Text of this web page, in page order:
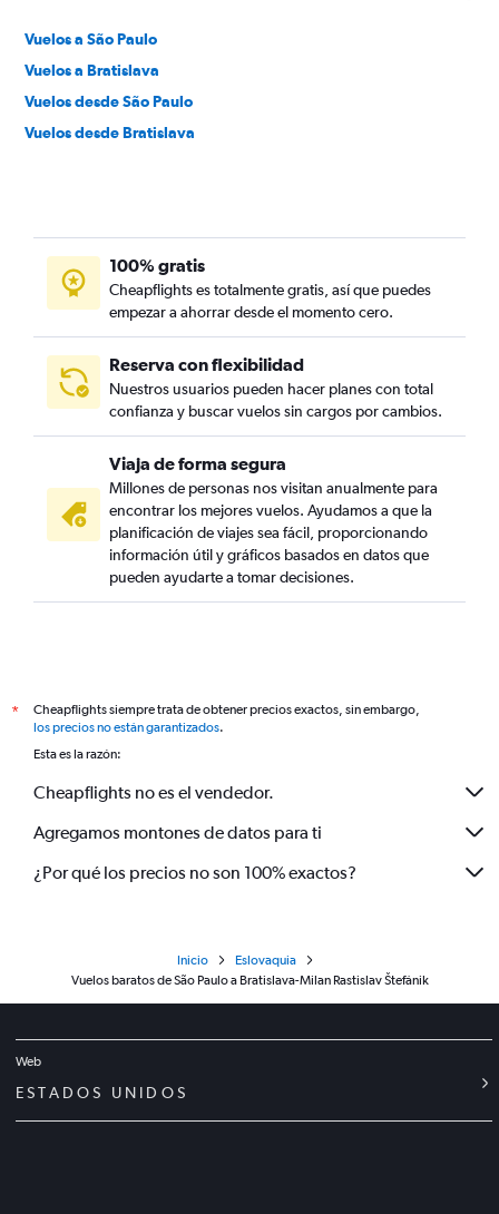
Vuelos a São Paulo
Vuelos a Bratislava
Vuelos desde São Paulo
Vuelos desde Bratislava
100% gratis
Cheapflights es totalmente gratis, así que puedes
empezar a ahorrar desde el momento cero.
Reserva con flexibilidad
Nuestros usuarios pueden hacer planes con total
confianza y buscar vuelos sin cargos por cambios.
Viaja de forma segura
Millones de personas nos visitan anualmente para
encontrar los mejores vuelos. Ayudamos a que la
planificación de viajes sea fácil, proporcionando
información útil y gráficos basados en datos que
pueden ayudarte a tomar decisiones.
*
Cheapflights siempre trata de obtener precios exactos, sin embargo,
los precios no están garantizados.
Esta es la razón:
Cheapflights no es el vendedor.
Agregamos montones de datos para ti
¿Por qué los precios no son 100% exactos?
Inicio
Eslovaquia
Vuelos baratos de São Paulo a Bratislava-Milan Rastislav Štefánik
Web
ESTADOS UNIDOS